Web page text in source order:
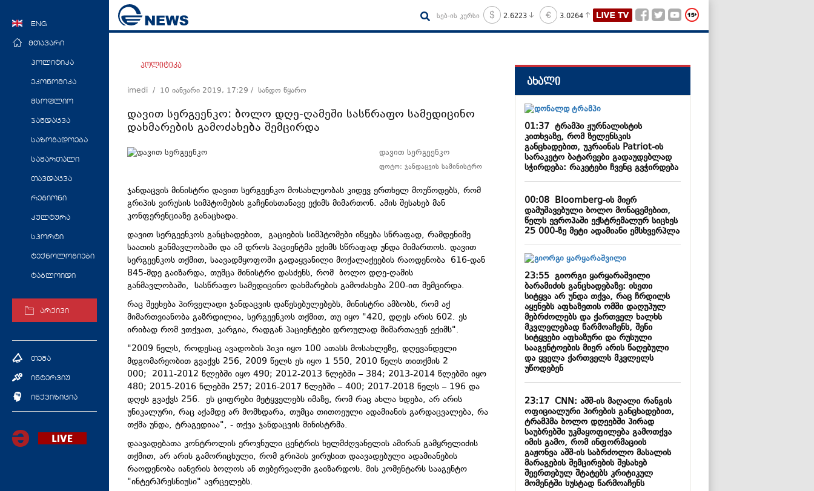
ENG
მთავარი
პოლიტიკა
ეკონომიკა
მსოფლიო
ჯანდაცვა
საზოგადოება
სამართალი
თავდაცვა
რეგიონი
კულტურა
სპორტი
ტექნოლოგიები
ტაბლოიდი
არქივი
თემა
ინტერვიუ
ინქვიზიცია
სებ-ის კურსი 2.6223 3.0264
პოლიტიკა
imedi / 10 იანვარი 2019, 17:29 / სანდო წყარო
დავით სერგეენკო: ბოლო დღე-ღამეში სასწრაფო სამედიცინო
დახმარების გამოძახება შემცირდა
დავით სერგეენკო
ფოტო: ჯანდაცვის სამინისტრო
ჯანდაცვის მინისტრი დავით სერგეენკო მოსახლეობას კიდევ ერთხელ მოუწოდებს, რომ
გრიპის ვირუსის სიმპტომების გაჩენისთანავე ექიმს მიმართონ. ამის შესახებ მან
კონფერენციაზე განაცხადა.
დავით სერგეენკოს განცხადებით, გაციების სიმპტომები იწყება სწრაფად, რამდენიმე
საათის განმავლობაში და ამ დროს პაციენტმა ექიმს სწრაფად უნდა მიმართოს. დავით
სერგეენკოს თქმით, საავადმყოფოში გადაყვანილი მოქალაქეების რაოდენობა 616-დან
845-მდე გაიზარდა, თუმცა მინისტრი დასძენს, რომ ბოლო დღე-ღამის
განმავლობაში, სასწრაფო სამედიცინო დახმარების გამოძახება 200-ით შემცირდა.
რაც შეეხება პირველადი ჯანდაცვის დაწესებულებებს, მინისტრი ამბობს, რომ აქ
მიმართვიანობა გაზრდილია, სერგეენკოს თქმით, თუ იყო "420, დღეს არის 602. ეს
ირიბად რომ ვთქვათ, კარგია, რადგან პაციენტები დროულად მიმართავენ ექიმს".
"2009 წელს, როდესაც ავადობის პიკი იყო 100 ათასს მოსახლეზე, დღევანდელი
მდგომარეობით გვაქვს 256, 2009 წელს ეს იყო 1 550, 2010 წელს თითქმის 2
000; 2011-2012 წლებში იყო 490; 2012-2013 წლებში – 384; 2013-2014 წლებში იყო
480; 2015-2016 წლებში 257; 2016-2017 წლებში – 400; 2017-2018 წელს – 196 და
დღეს გვაქვს 256. ეს ციფრები მეტყველებს იმაზე, რომ რაც ახლა ხდება, არ არის
უნიკალური, რაც აქამდე არ მომხდარა, თუმცა თითოეული ადამიანის გარდაცვალება, რა
თქმა უნდა, ტრაგედიაა", - თქვა ჯანდაცვის მინისტრმა.
დაავადებათა კონტროლის ეროვნული ცენტრის ხელმძღვანელის ამირან გამყრელიძის
თქმით, არ არის გამორიცხული, რომ გრიპის ვირუსით დაავადებული ადამიანების
რაოდენობა იანვრის ბოლოს ან თებერვალში გაიზარდოს. მის კომენტარს სააგენტო
"ინტერპრესნიუსი" ავრცელებს.
ახალი
01:37ტრამპი ჟურნალისტის
კითხვაზე, რომ ზელენსკის
განცხადებით, უკრაინას Patriot-ის
სარაკეტო ბატარეები გადაუდებლად
სჭირდება: რაკეტები ჩვენც გვჭირდება
00:08Bloomberg-ის მიერ
დამუშავებული ბოლო მონაცემებით,
წელს ევროპაში ექსტრემალურ სიცხეს
25 000-ზე მეტი ადამიანი ემსხვერპლა
23:55გიორგი ყარყარაშვილი
ბარამიძის განცხადებაზე: ისეთი
სიტყვა არ უნდა თქვა, რაც ჩრდილს
აყენებს აფხაზეთის ომში დაღუპულ
მებრძოლებს და ქართველ ხალხს
მკვლელებად წარმოაჩენს, შენი
სიტყვები აფხაზური და რუსული
სააგენტოების მიერ არის წაღებული
და ყველა ქართველს მკვლელს
უწოდებენ
23:17CNN: აშშ-ის მაღალი რანგის
ოფიციალური პირების განცხადებით,
ტრამპმა ბოლო დღეებში პირად
საუბრებში უკმაყოფილება გამოთქვა
იმის გამო, რომ ინფორმაციის
გაჟონვა აშშ-ის საბრძოლო მასალის
მარაგების შემცირების შესახებ
შეერთებულ შტატებს კრიტიკულ
მომენტში სუსტად წარმოაჩენს